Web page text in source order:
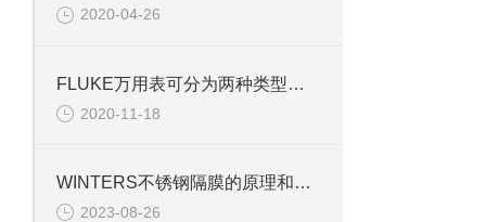
2020-04-26
FLUKE万用表可分为两种类型，有什么区别
2020-11-18
WINTERS不锈钢隔膜的原理和特点
2023-08-26